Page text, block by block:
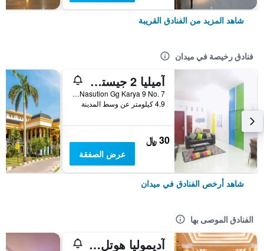
شاهد المزيد من الفنادق القريبة
فنادق رخيصة في ميدان
آميليا 2 جيستهاوس
Jl. A.H. Nasution Gg Karya 9 No. 7, ميدان, إندونيسيا
4.9 كيلومتر عن وسط المدينة
30 ﷼
عرض الصفقة
شاهد أرخص الفنادق في ميدان
الفنادق الموصى بها
آديموليا هوتل ميدان